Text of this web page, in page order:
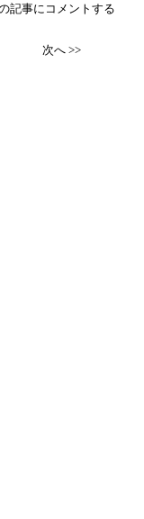
記事にコメントする
次へ >>